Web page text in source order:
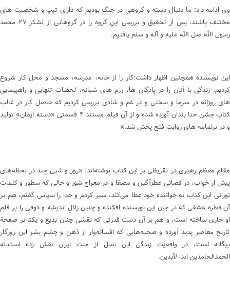
وی ادامه داد: ما دنبال دسته و گروهی در جنگ بودیم که دارای تیپ و شخصیت های
مختلف باشند. پس از تحقیق و بررسی این گروه را در گروهانی از لشکر ۲۷ محمد
رسول الله صل الله علیه و آله و سلم یافتیم.
این نویسنده همچنین اظهار داشت:کار را از خانه، مدرسه، مسجد و محل کار شروع
کردیم. زندگی با آنان را در پادگان ها، رزم های شبانه، لحضات تنهایی و راهپیمایی
های روزانه در سرما و سختی و در غم و شادی بررسی کردیم که حاصل کار در غالب
کتاب جشن حنا بندان آورده شده و از آن فیلم مستند ۴ قسمتی «دسته ایمان» تولید
و در برنمامه های روایت فتح پخش شد.
»
مقام معظم رهبری در تقریظی بر این کتاب نوشته‌اند: «روز و شبی چند در لحظه‌های
پیش از خواب، در فضائی عطرآگین و مصفا و در معراج شور و حالی که سطور و کلمات
نورانی این کتاب به خواننده خود عطا می‌کند، سیر کردم و خدا را سپاس گفتم، هم بر
آن قطره عشقی که در جان این نویسنده افکنده و چنین زلال‌ِ اندیشه و ذوقی را بر قلم
او جاری ساخته است، و هم بر آن دست قدرتی که نقشی چنان بدیع و یکتا بر صفحة
تاریخ معاصر پدید آورده و صحنه‌هایی که افسانه‌وار از ذهن و چشم بشر این روزگار
بیگانه است، در واقعیت زندگی این نسل از ملت ایران نقش زده است.له
الحمدالحامدین ابدا لآبدین.